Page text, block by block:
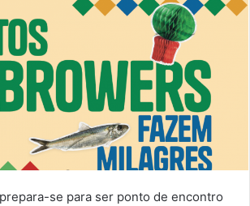
se para ser ponto de encontro